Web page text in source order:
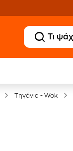
Τηγάνια - Wok